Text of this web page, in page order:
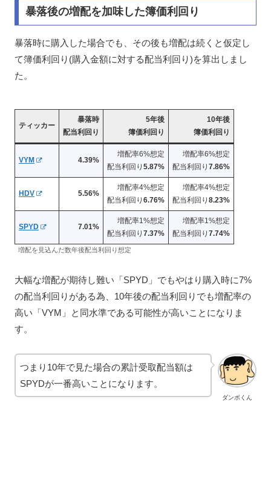
暴落後の増配を加味した簿価利回り
暴落時に購入した場合でも、その後も増配は続くと仮定し
て簿価利回り(購入金額に対する配当利回り)を算出しまし
た。
ティッカー
暴落時
配当利回り
5年後
簿価利回り
10年後
簿価利回り
VYM 4.39%
増配率6%想定
配当利回り 5.87%
増配率6%想定
配当利回り 7.86%
HDV 5.56%
増配率4%想定
配当利回り 6.76%
増配率4%想定
配当利回り 8.23%
SPYD 7.01%
増配率1%想定
配当利回り 7.37%
増配率1%想定
配当利回り 7.74%
増配を見込んだ数年後配当利回り想定
大幅な増配が期待し難い「SPYD」でもやはり購入時に7%
の配当利回りがある為、10年後の配当利回りでも増配率の
高い「VYM」と同水準である可能性が高いことになりま
す。
ダンボくん
つまり10年で見た場合の累計受取配当額は
SPYDが一番高いことになります。